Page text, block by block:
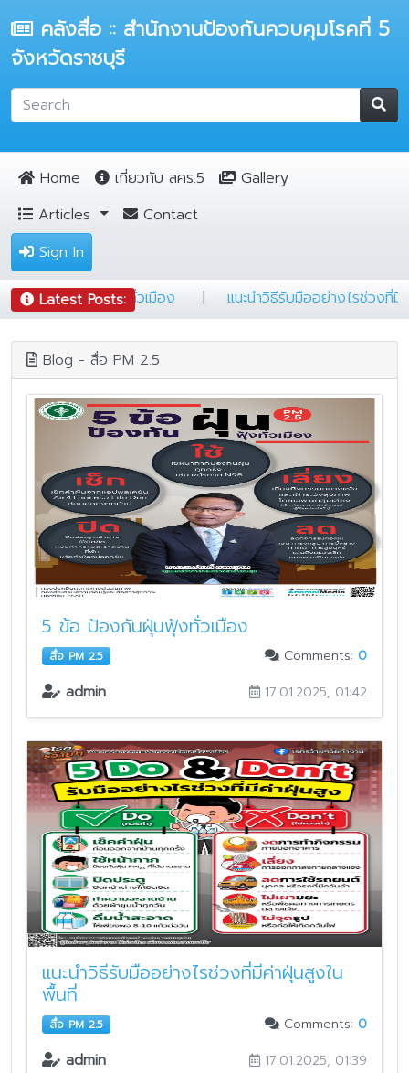
คลังสื่อ :: สำนักงานป้องกันควบคุมโรคที่ 5
จังหวัดราชบุรี
Home เกี่ยวกับ สคร.5
Gallery
Articles
Contact
Sign In
Latest Posts:
องรู้ |5 ข้อ ป้องกันฝุ่นฟุ้งทั่วเมือง|แนะนำวิธีรับมืออ
Blog - สื่อ PM 2.5
5 ข้อ ป้องกันฝุ่นฟุ้งทั่วเมือง
สื่อ PM 2.5 Comments: 0
admin 17.01.2025, 01:42
แนะนำวิธีรับมืออย่างไรช่วงที่มีค่าฝุ่นสูงใน
พื้นที่
สื่อ PM 2.5 Comments: 0
admin 17.01.2025, 01:39